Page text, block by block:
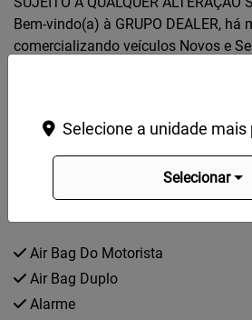
Bem-vindo(a) à GRUPO DEALER, há
comercializando veículos Novos e
excelente avaliação. Entre em
direito de corrigir eventuais erros de
Air Bag Do Motorista
Air Bag Duplo
Alarme
Selecione a unidade mais
Selecionar